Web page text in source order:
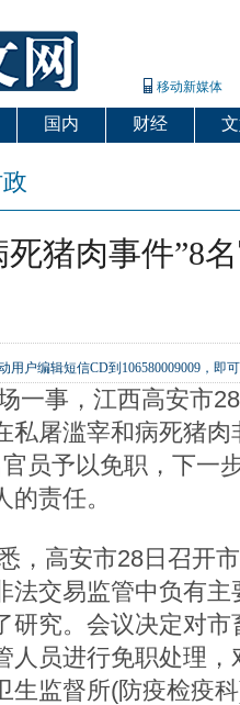
移动新媒体
国内 财经
猪肉事件”8
用户编辑短信CD到106580009009，即
一事，江西高安市
私屠滥宰和病死猪
员予以免职，下一
责任。
，高安市28日召开
法交易监管中负有
研究。会议决定对
人员进行免职处理
生监督所(防疫检疫